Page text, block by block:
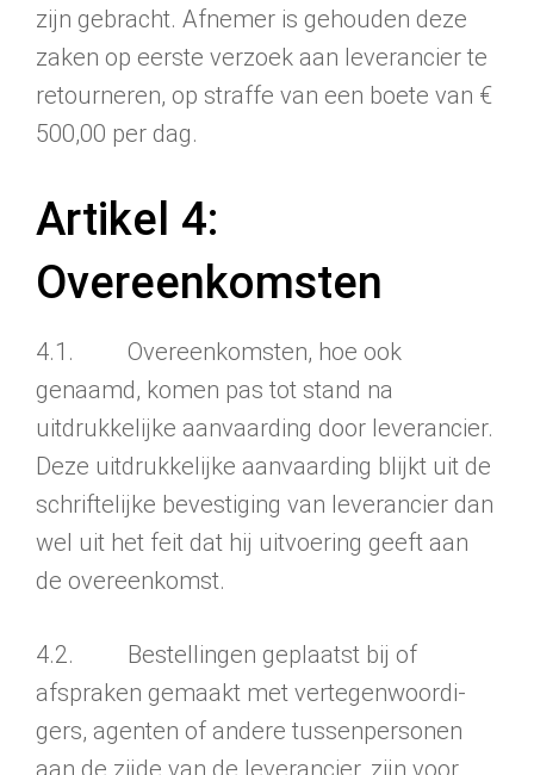
zijn gebracht. Afnemer is gehouden deze
zaken op eerste verzoek aan leverancier te
retour­neren, op straffe van een boete van €
500,00 per dag.
Artikel 4:
Overeenkomsten
4.1. Overeenkomsten, hoe ook
genaamd, komen pas tot stand na
uitdrukkelijke aanvaarding door leverancier.
Deze uitdrukkelijke aanvaarding blijkt uit de
schriftelijke bevestiging van leverancier dan
wel uit het feit dat hij uitvoering geeft aan
de overeenkomst.
4.2. Bestellingen geplaatst bij of
afspraken gemaakt met vertegenwoordi­
gers, agenten of andere tussenpersonen
aan de zijde van de leverancier, zijn voor